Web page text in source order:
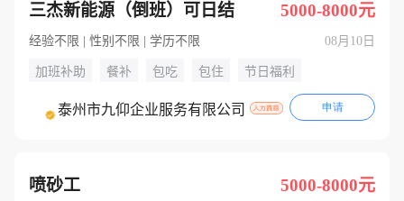
三杰新能源（倒班）可日结 5000-8000元
经验不限 | 性别不限 | 学历不限 08月10日
加班补助 餐补 包吃 包住 节日福利
泰州市九仰企业服务有限公司 申请
喷砂工 5000-8000元